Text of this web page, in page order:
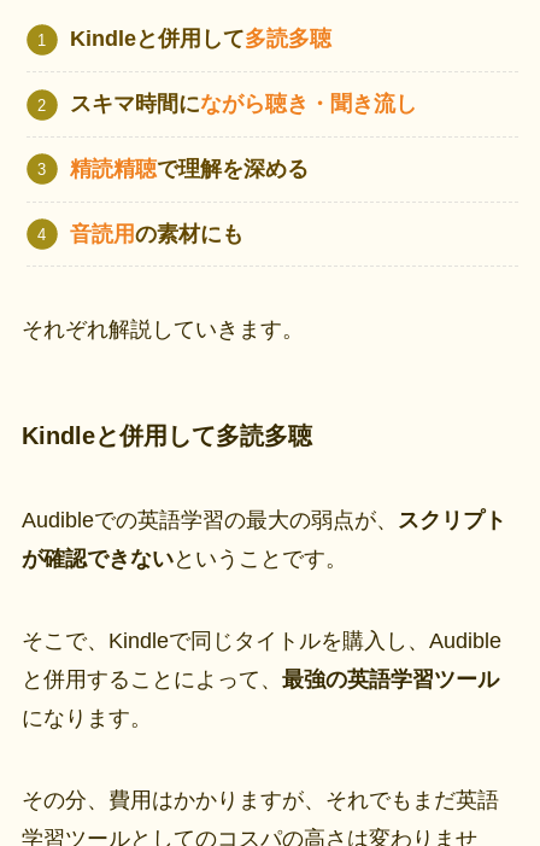
Kindleと併用して多読多聴
スキマ時間にながら聴き・聞き流し
精読精聴で理解を深める
音読用の素材にも
それぞれ解説していきます。
Kindleと併用して多読多聴
Audibleでの英語学習の最大の弱点が、
スクリプト
が確認できないということです。
そこで、Kindleで同じタイトルを購入し、Audible
と併用することによって、 最強の英語学習ツール
になります。
その分、費用はかかりますが、それでもまだ英語
学習ツールとしてのコスパの高さは変わりませ